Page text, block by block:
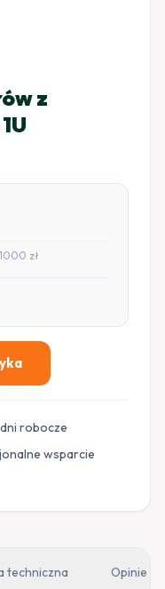
z
zł
robocze
wsparcie
techniczna Opinie